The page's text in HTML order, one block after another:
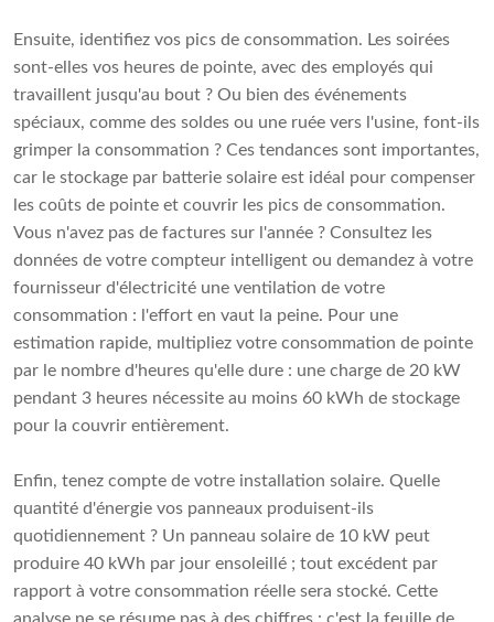
Ensuite, identifiez vos pics de consommation. Les soirées
sont-elles vos heures de pointe, avec des employés qui
travaillent jusqu'au bout ? Ou bien des événements
spéciaux, comme des soldes ou une ruée vers l'usine, font-ils
grimper la consommation ? Ces tendances sont importantes,
car le stockage par batterie solaire est idéal pour compenser
les coûts de pointe et couvrir les pics de consommation.
Vous n'avez pas de factures sur l'année ? Consultez les
données de votre compteur intelligent ou demandez à votre
fournisseur d'électricité une ventilation de votre
consommation : l'effort en vaut la peine. Pour une
estimation rapide, multipliez votre consommation de pointe
par le nombre d'heures qu'elle dure : une charge de 20 kW
pendant 3 heures nécessite au moins 60 kWh de stockage
pour la couvrir entièrement.
Enfin, tenez compte de votre installation solaire. Quelle
quantité d'énergie vos panneaux produisent-ils
quotidiennement ? Un panneau solaire de 10 kW peut
produire 40 kWh par jour ensoleillé ; tout excédent par
rapport à votre consommation réelle sera stocké. Cette